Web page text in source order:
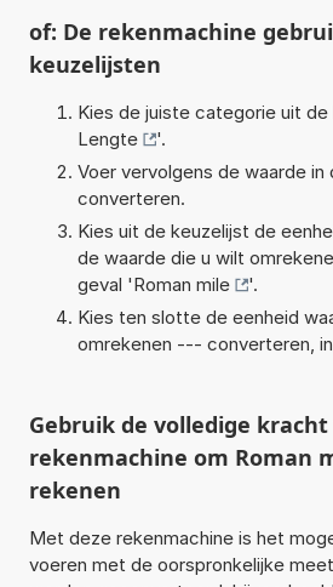
of: De rekenmachine
keuzelijsten
Kies de juiste categorie uit
Lengte
'.
Voer vervolgens de waarde
converteren.
Kies uit de keuzelijst de
de waarde die u wilt
geval 'Roman mile
'.
Kies ten slotte de eenheid
omrekenen --- converteren,
Gebruik de volledige kracht
rekenmachine om Roman
rekenen
Met deze rekenmachine is het
voeren met de oorspronkelijke